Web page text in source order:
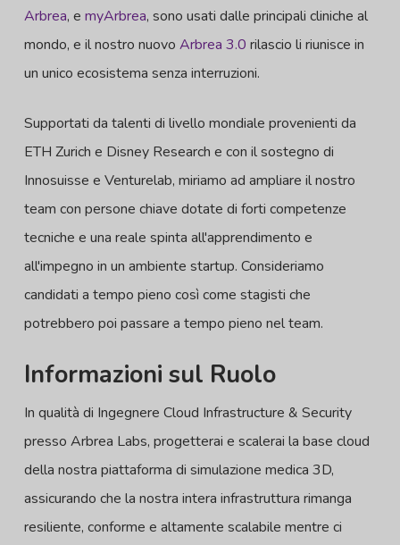
Arbrea, e myArbrea, sono usati dalle principali cliniche al
mondo, e il nostro nuovo Arbrea 3.0 rilascio li riunisce in
un unico ecosistema senza interruzioni.
Supportati da talenti di livello mondiale provenienti da
ETH Zurich e Disney Research e con il sostegno di
Innosuisse e Venturelab, miriamo ad ampliare il nostro
team con persone chiave dotate di forti competenze
tecniche e una reale spinta all'apprendimento e
all'impegno in un ambiente startup. Consideriamo
candidati a tempo pieno così come stagisti che
potrebbero poi passare a tempo pieno nel team.
Informazioni sul Ruolo
In qualità di Ingegnere Cloud Infrastructure & Security
presso Arbrea Labs, progetterai e scalerai la base cloud
della nostra piattaforma di simulazione medica 3D,
assicurando che la nostra intera infrastruttura rimanga
resiliente, conforme e altamente scalabile mentre ci